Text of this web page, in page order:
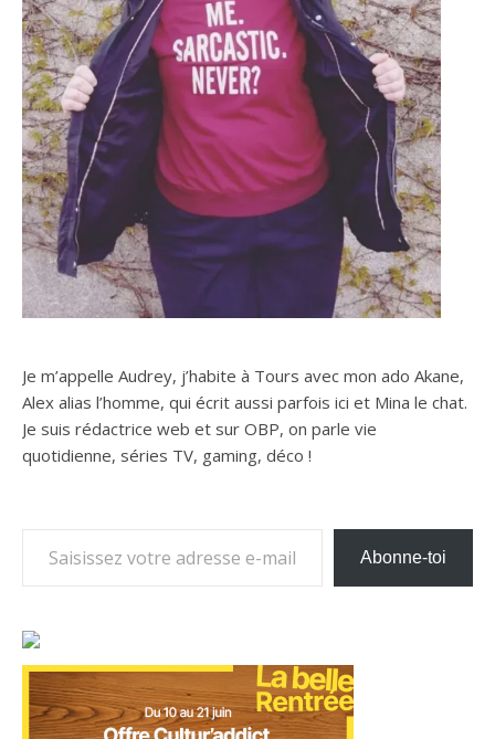
Je m’appelle Audrey, j’habite à Tours avec mon ado Akane,
Alex alias l’homme, qui écrit aussi parfois ici et Mina le chat.
Je suis rédactrice web et sur OBP, on parle vie
quotidienne, séries TV, gaming, déco !
Abonne-toi